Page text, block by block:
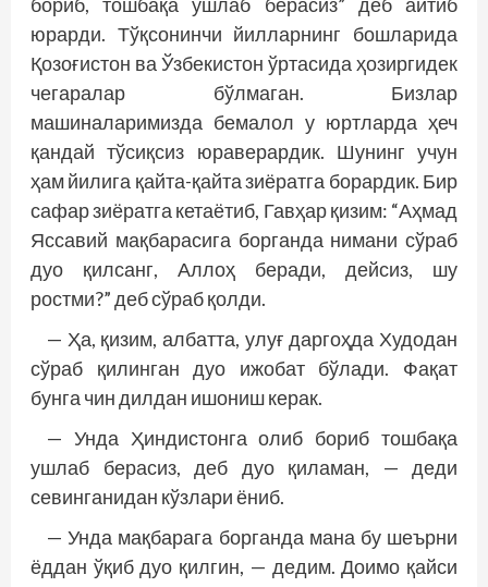
юрарди. Тўқсонинчи йилларнинг бошларида
Қозоғистон ва Ўзбекистон ўртасида ҳозиргидек
чегаралар бўлмаган. Бизлар
машиналаримизда бемалол у юртларда ҳеч
қандай тўсиқсиз юраверардик. Шунинг учун
ҳам йилига қайта-қайта зиёратга борардик. Бир
сафар зиёратга кетаётиб, Гавҳар қизим: “Аҳмад
Яссавий мақбарасига борганда нимани сўраб
дуо қилсанг, Аллоҳ беради, дейсиз, шу
ростми?” деб сўраб қолди.
— Ҳа, қизим, албатта, улуғ даргоҳда Худодан
сўраб қилинган дуо ижобат бўлади. Фақат
бунга чин дилдан ишониш керак.
— Унда Ҳиндистонга олиб бориб тошбақа
ушлаб берасиз, деб дуо қиламан, — деди
севинганидан кўзлари ёниб.
— Унда мақбарага борганда мана бу шеърни
ёддан ўқиб дуо қилгин, — дедим. Доимо қайси